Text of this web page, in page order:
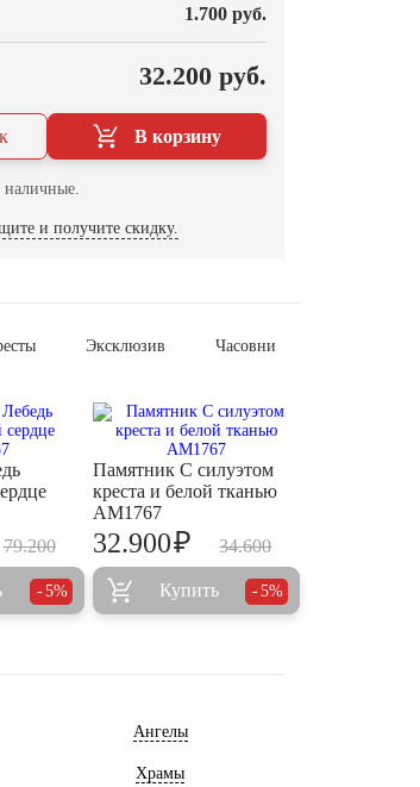
1.700 руб.
32.200 руб.
В корзину
наличные.
и получите скидку.
Эксклюзив Часовни
79.200
5%
Памятник С силуэтом
креста и белой тканью
AM1767
34.600
32.900₽
Купить 5%
Ангелы
Храмы